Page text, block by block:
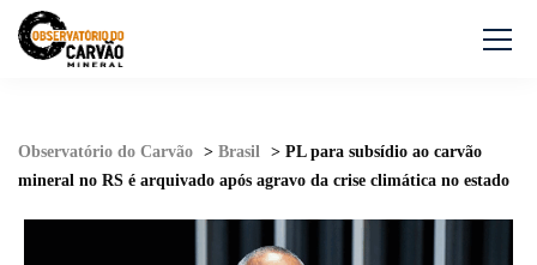
Observatório do Carvão > Brasil > PL para subsídio ao carvão
mineral no RS é arquivado após agravo da crise climática no estado